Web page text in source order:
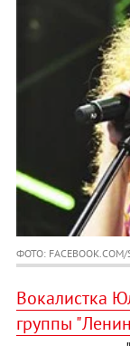
ФОТО: FACEBOOK.COM/
Вокалистка
группы